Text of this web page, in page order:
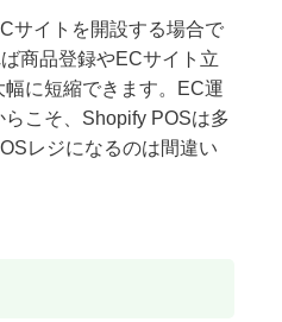
サイトを開設する場合で
商品登録やECサイト立
に短縮できます。EC運
こそ、Shopify POSは多
レジになるのは間違い